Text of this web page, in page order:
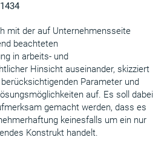
mit der auf Unternehmensseite
beachteten
in arbeits- und
Hinsicht auseinander, skizziert
Parameter und
auf. Es soll dabei
gemacht werden, dass es
keinesfalls um ein nur
Konstrukt handelt.